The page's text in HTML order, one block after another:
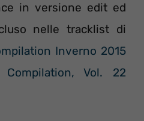
in versione edit ed
nelle tracklist di
Inverno 2015
Compilation, Vol. 22